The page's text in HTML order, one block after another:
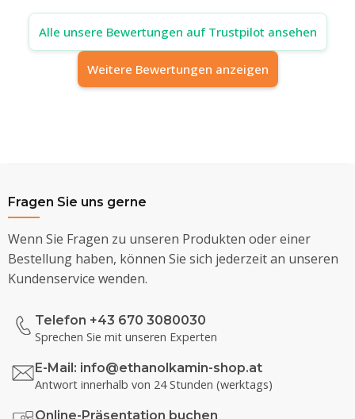
Alle unsere Bewertungen auf Trustpilot ansehen
Weitere Bewertungen anzeigen
Fragen Sie uns gerne
Wenn Sie Fragen zu unseren Produkten oder einer
Bestellung haben, können Sie sich jederzeit an unseren
Kundenservice wenden.
Telefon +43 670 3080030
Sprechen Sie mit unseren Experten
E-Mail: info@ethanolkamin-shop.at
Antwort innerhalb von 24 Stunden (werktags)
Online-Präsentation buchen